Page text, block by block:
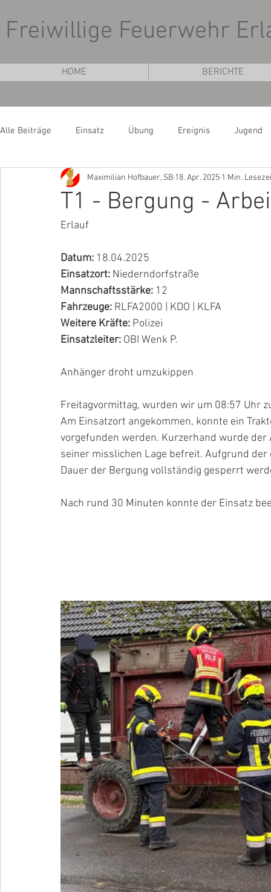
Freiwillige Feuerwehr
HOME BERICHTE
Alle Beiträge Einsatz Übung Ereignis Jugend
T1 - Bergung -
Maximilian Hofbauer, SB 18. Apr. 2025 1 Min.
Erlauf
Datum: 18.04.2025
Einsatzort: Niederndorfstraße
Mannschaftsstärke: 12
Fahrzeuge: RLFA2000 | KDO | KLFA
Weitere Kräfte: Polizei
Einsatzleiter: OBI Wenk P.
Anhänger droht umzukippen
Freitagvormittag, wurden wir um 08:57 Uhr
Am Einsatzort angekommen, konnte ein
vorgefunden werden. Kurzerhand wurde
seiner misslichen Lage befreit. Aufgrund
Dauer der Bergung vollständig gesperrt
Nach rund 30 Minuten konnte der Einsatz